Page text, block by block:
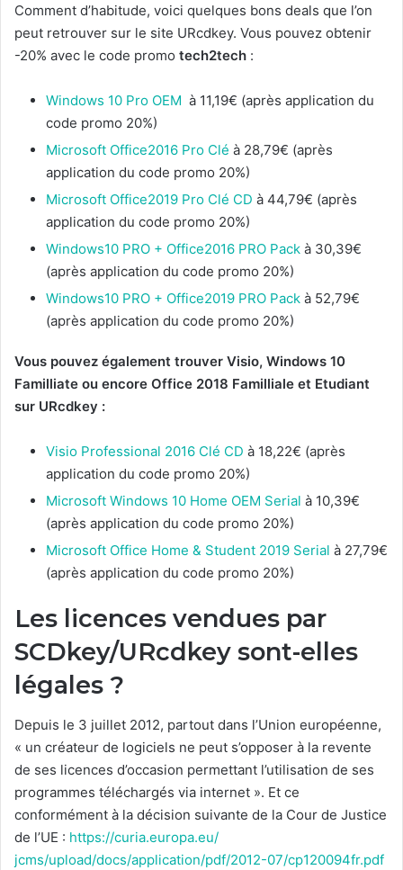
Comment d’habitude, voici quelques bons deals que l’on
peut retrouver sur le site URcdkey. Vous pouvez obtenir
-20% avec le code promo tech2tech :
Windows 10 Pro OEM à 11,19€ (après application du
code promo 20%)
Microsoft Office2016 Pro Clé à 28,79€ (après
application du code promo 20%)
Microsoft Office2019 Pro Clé CD à 44,79€ (après
application du code promo 20%)
Windows10 PRO + Office2016 PRO Pack à 30,39€
(après application du code promo 20%)
Windows10 PRO + Office2019 PRO Pack à 52,79€
(après application du code promo 20%)
Vous pouvez également trouver Visio, Windows 10
Familliate ou encore Office 2018 Familliale et Etudiant
sur URcdkey :
Visio Professional 2016 Clé CD à 18,22€ (après
application du code promo 20%)
Microsoft Windows 10 Home OEM Serial à 10,39€
(après application du code promo 20%)
Microsoft Office Home & Student 2019 Serial à 27,79€
(après application du code promo 20%)
Les licences vendues par
SCDkey/URcdkey sont-elles
légales ?
Depuis le 3 juillet 2012, partout dans l’Union européenne,
« un créateur de logiciels ne peut s’opposer à la revente
de ses licences d’occasion permettant l’utilisation de ses
programmes téléchargés via internet ». Et ce
conformément à la décision suivante de la Cour de Justice
de l’UE : https://curia.europa.eu/
jcms/upload/docs/application/pdf/2012-07/cp120094fr.pdf